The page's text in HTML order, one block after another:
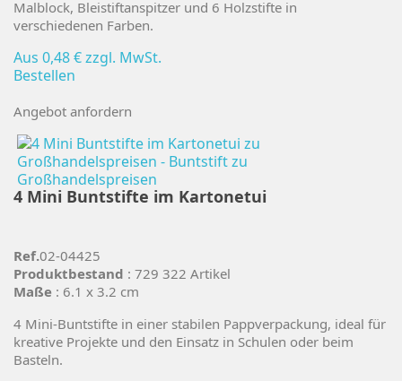
Malblock, Bleistiftanspitzer und 6 Holzstifte in
verschiedenen Farben.
Aus 0,48 €zzgl. MwSt.
Bestellen
Angebot anfordern
4 Mini Buntstifte im Kartonetui
Ref.02-04425
Produktbestand : 729 322 Artikel
Maße : 6.1 x 3.2 cm
4 Mini-Buntstifte in einer stabilen Pappverpackung, ideal für
kreative Projekte und den Einsatz in Schulen oder beim
Basteln.